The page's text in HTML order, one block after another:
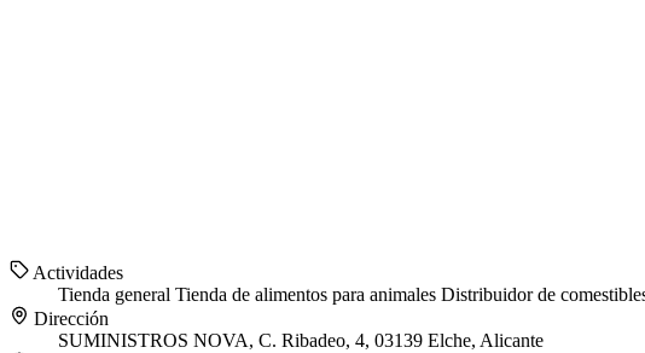
Actividades
Tienda general Tienda de alimentos para animales Distribuidor de
Dirección
SUMINISTROS NOVA, C. Ribadeo, 4, 03139 Elche, Alicante